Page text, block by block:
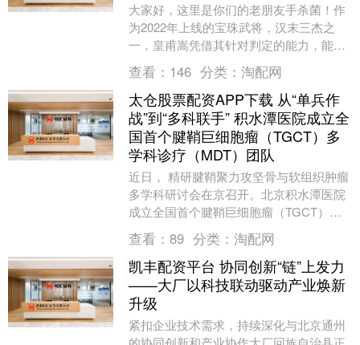
大家好，这里是你们的老朋友手杀菌！作
为2022年上线的宝珠武将，汉末三杰之
一，皇甫嵩凭借其针对判定的能力，能够
在斗地主模式之中狠狠逮捕神郭嘉，因此
被广大小伙伴亲....
查看： 146 分类： 淘配网
太仓股票配资APP下载 从“单兵作
战”到“多科联手” 积水潭医院成立全
国首个腱鞘巨细胞瘤（TGCT）多
学科诊疗（MDT）团队
近日， 精研腱鞘聚力攻坚骨与软组织肿瘤
多学科研讨会在京召开。北京积水潭医院
成立全国首个腱鞘巨细胞瘤（TGCT）多
学科诊疗（MDT）团队，该团队由骨肿瘤
科牵头，联....
查看： 89 分类： 淘配网
凯丰配资平台 协同创新“链”上发力
——大厂以科技联动驱动产业焕新
升级
紧扣企业技术需求，持续深化与北京通州